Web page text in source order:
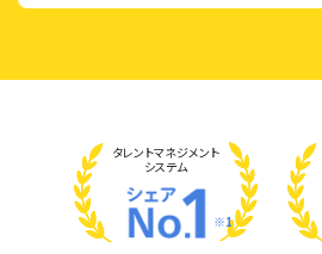
タレントマネジメント
システム
※1